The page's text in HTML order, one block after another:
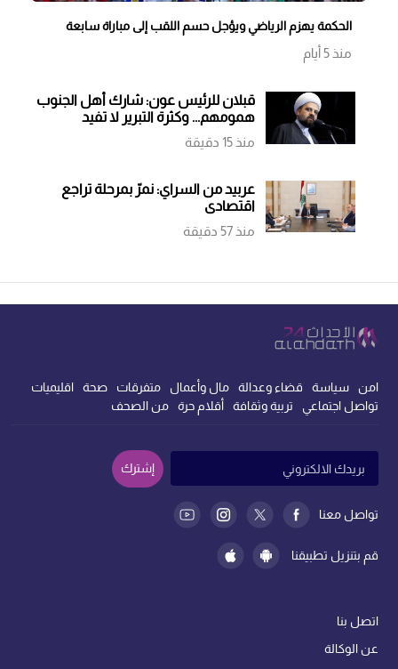
الحكمة يهزم الرياضي ويؤجل حسم اللقب إلى مباراة سابعة
منذ 5 أيام
قبلان للرئيس عون: شارك أهل الجنوب
همومهم... وكثرة التبرير لا تفيد
منذ 15 دقيقة
عربيد من السراي: نمرّ بمرحلة تراجع
اقتصادي
منذ 57 دقيقة
امن سياسة قضاء وعدالة مال وأعمال متفرقات صحة
اقليميات
تواصل اجتماعي
تربية وثقافة أقلام حرة من الصحف
قم بتنزيل تطبيقنا
تواصل معنا
إشترك
اتصل بنا
عن الوكالة